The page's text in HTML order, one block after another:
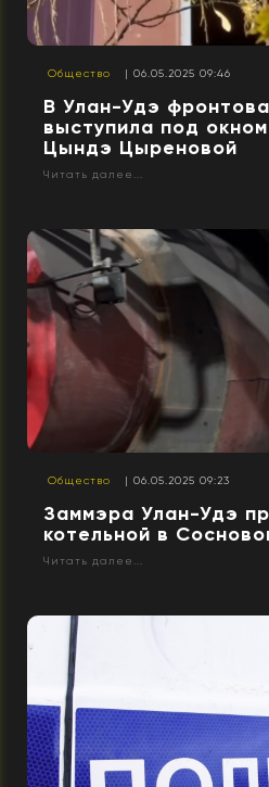
Общество | 06.05.2025 09:46
В Улан-Удэ
выступила под
Цындэ Цыреновой
Читать далее...
Общество | 06.05.2025 09:23
Заммэра Улан-Удэ
котельной в
Читать далее...